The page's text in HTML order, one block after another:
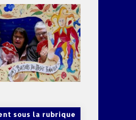
sous la rubrique